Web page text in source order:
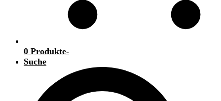
0 Produkte-
Suche